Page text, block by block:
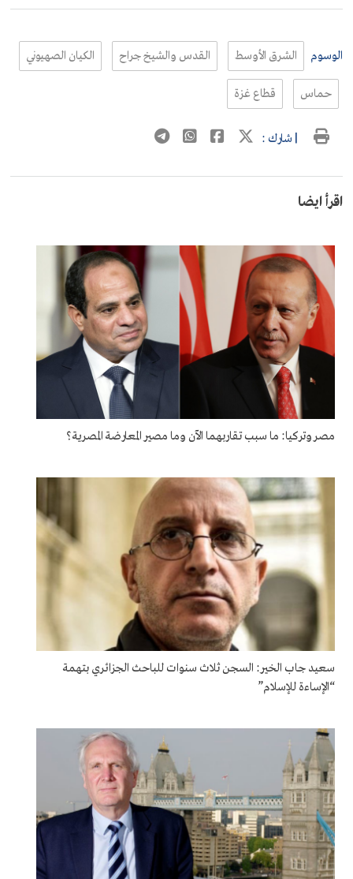
الوسوم الشرق الأوسط القدس والشيخ جراح الكيان الصهيوني
حماس قطاع غزة
| شارك :
اقرأ ايضا
مصر وتركيا: ما سبب تقاربهما الآن وما مصير المعارضة المصرية؟
سعيد جاب الخير: السجن ثلاث سنوات للباحث الجزائري بتهمة
“الإساءة للإسلام”